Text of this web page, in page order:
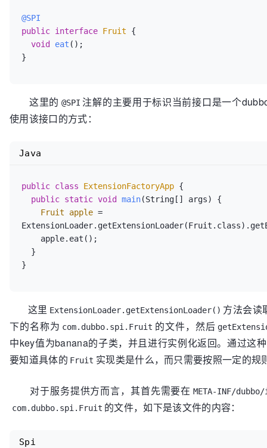
@SPI
public interface Fruit {
void
eat () ;
这里的 @SPI 注解的主要用于标识当前接口是一个
使用该接口的方式：
public class ExtensionFactoryApp {
public static void main(String[] args)
{
Fruit
apple =
Java
这里 ExtensionLoader.getExtensionLoader() 方法会读
下的名称为 com.dubbo.spi.Fruit 的文件，然后
中key值为banana的子类，并且进行实例化返回。通过这
要知道具体的 Fruit 实现类是什么，而只需要按照一定的规
对于服务提供方而言，其首先需要在 META-INF/
com.dubbo.spi.Fruit 的文件，如下是该文件的内容：
Spi